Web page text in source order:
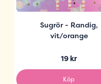
Sugrör - Randig,
vit/orange
19 kr
Köp